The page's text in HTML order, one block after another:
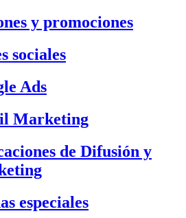
y promociones
sociales
Ads
Marketing
de Difusión y
especiales